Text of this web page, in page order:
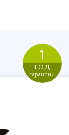
1
год
гарантии